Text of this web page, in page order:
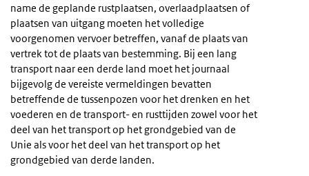
name de geplande rustplaatsen, overlaadplaatsen of
plaatsen van uitgang moeten het volledige
voorgenomen vervoer betreffen, vanaf de plaats van
vertrek tot de plaats van bestemming. Bij een lang
transport naar een derde land moet het journaal
bijgevolg de vereiste vermeldingen bevatten
betreffende de tussenpozen voor het drenken en het
voederen en de transport- en rusttijden zowel voor het
deel van het transport op het grondgebied van de
Unie als voor het deel van het transport op het
grondgebied van derde landen.